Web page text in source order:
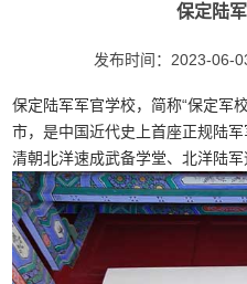
保定陆
发布时间：2023-06-
保定陆军军官学校，简称“保定军
市，是中国近代史上首座正规陆
清朝北洋速成武备学堂、北洋陆军